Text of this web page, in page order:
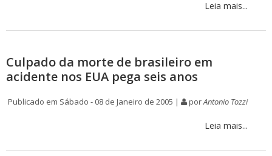
Leia mais...
Culpado da morte de brasileiro em
acidente nos EUA pega seis anos
Publicado em Sábado - 08 de Janeiro de 2005 | porAntonio Tozzi
Leia mais...